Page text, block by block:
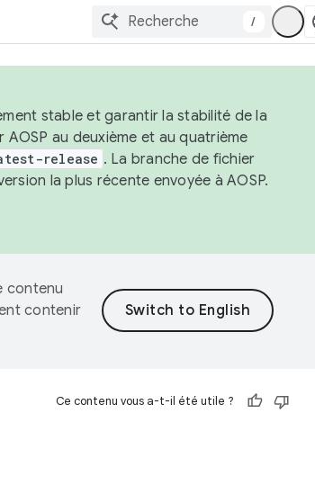
/
stable et garantir la stabilité de la
au deuxième et au quatrième
release . La branche de fichier
la plus récente envoyée à AOSP.
contenu
contenir
Ce contenu vous a-t-il été utile ?